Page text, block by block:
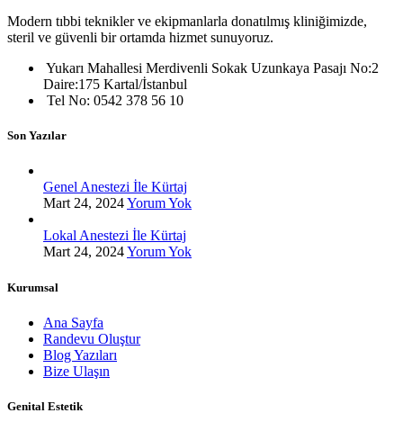
Modern tıbbi teknikler ve ekipmanlarla donatılmış kliniğimizde,
steril ve güvenli bir ortamda hizmet sunuyoruz.
Yukarı Mahallesi Merdivenli Sokak Uzunkaya Pasajı No:2
Daire:175 Kartal/İstanbul
Tel No: 0542 378 56 10
Son Yazılar
Genel Anestezi İle Kürtaj
Mart 24, 2024Yorum Yok
Lokal Anestezi İle Kürtaj
Mart 24, 2024Yorum Yok
Kurumsal
Ana Sayfa
Randevu Oluştur
Blog Yazıları
Bize Ulaşın
Genital Estetik